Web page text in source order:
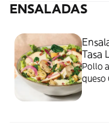
ENSALADAS
Tasa
Pollo
queso